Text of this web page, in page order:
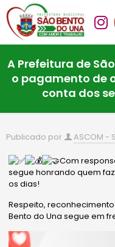
A Prefeitura de
o pagamento de
conta dos
Publicado por ASCOM -
Com
segue honrando quem
os dias!
Respeito,
Bento do Una segue em